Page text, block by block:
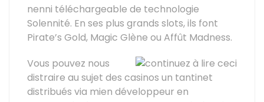
nenni téléchargeable de technologie
Solennité. En ses plus grands slots, ils font
Pirate’s Gold, Magic Glène ou Affût Madness.
Vous pouvez nous
distraire au sujet des casinos un tantinet
distribués via mien développeur en